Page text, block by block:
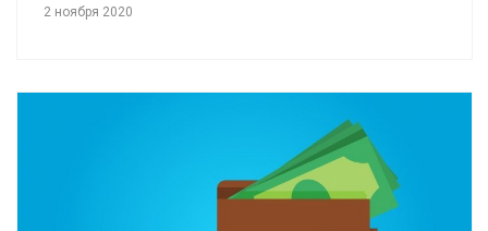
2 ноября 2020